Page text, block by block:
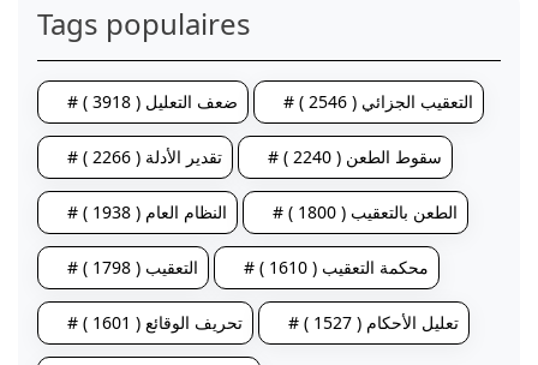
Tags populaires
# ضعف التعليل ( 3918 ) # التعقيب الجزائي ( 2546 )
# تقدير الأدلة ( 2266 ) # سقوط الطعن ( 2240 )
# النظام العام ( 1938 ) # الطعن بالتعقيب ( 1800 )
# التعقيب ( 1798 ) # محكمة التعقيب ( 1610 )
# تحريف الوقائع ( 1601 ) # تعليل الأحكام ( 1527 )